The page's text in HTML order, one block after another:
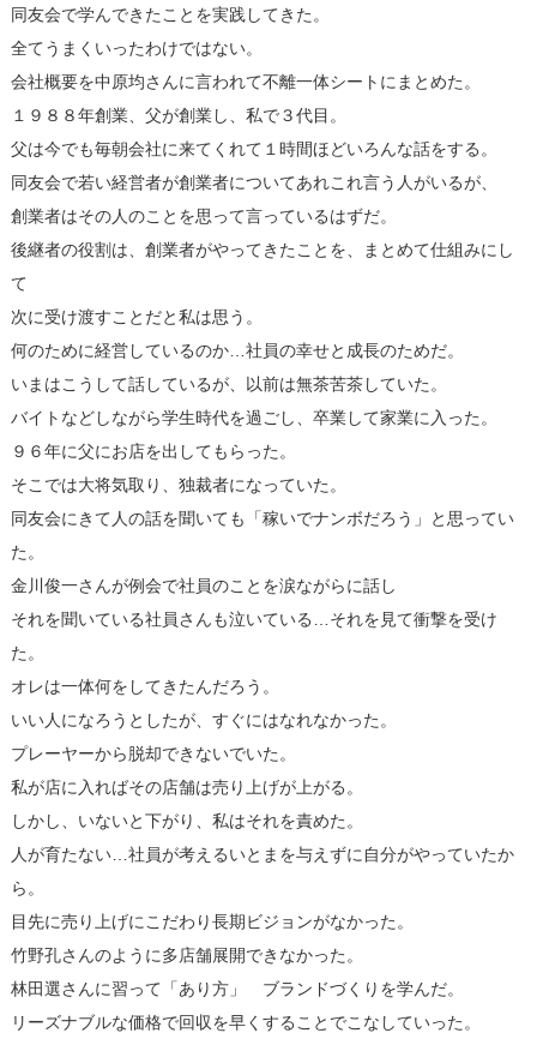
同友会で学んできたことを実践してきた。
全てうまくいったわけではない。
会社概要を中原均さんに言われて不離一体シートにまとめた。
１９８８年創業、父が創業し、私で３代目。
父は今でも毎朝会社に来てくれて１時間ほどいろんな話をする。
同友会で若い経営者が創業者についてあれこれ言う人がいるが、
創業者はその人のことを思って言っているはずだ。
後継者の役割は、創業者がやってきたことを、まとめて仕組みにし
て
次に受け渡すことだと私は思う。
何のために経営しているのか…社員の幸せと成長のためだ。
いまはこうして話しているが、以前は無茶苦茶していた。
バイトなどしながら学生時代を過ごし、卒業して家業に入った。
９６年に父にお店を出してもらった。
そこでは大将気取り、独裁者になっていた。
同友会にきて人の話を聞いても「稼いでナンボだろう」と思ってい
た。
金川俊一さんが例会で社員のことを涙ながらに話し
それを聞いている社員さんも泣いている…それを見て衝撃を受け
た。
オレは一体何をしてきたんだろう。
いい人になろうとしたが、すぐにはなれなかった。
プレーヤーから脱却できないでいた。
私が店に入ればその店舗は売り上げが上がる。
しかし、いないと下がり、私はそれを責めた。
人が育たない…社員が考えるいとまを与えずに自分がやっていたか
ら。
目先に売り上げにこだわり長期ビジョンがなかった。
竹野孔さんのように多店舗展開できなかった。
林田選さんに習って「あり方」 ブランドづくりを学んだ。
リーズナブルな価格で回収を早くすることでこなしていった。